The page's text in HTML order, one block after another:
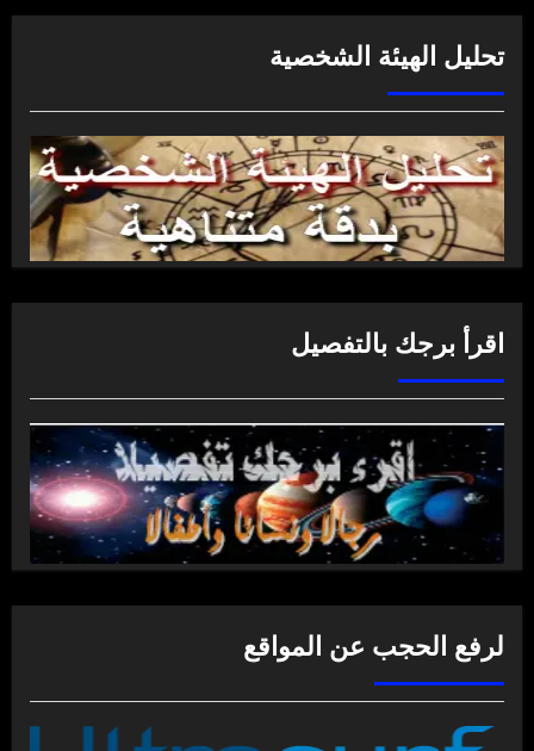
تحليل الهيئة الشخصية
اقرأ برجك بالتفصيل
لرفع الحجب عن المواقع